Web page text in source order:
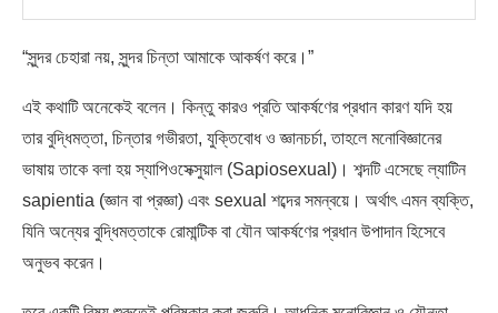
“সুন্দর চেহারা নয়, সুন্দর চিন্তা আমাকে আকর্ষণ করে।”
এই কথাটি অনেকেই বলেন। কিন্তু কারও প্রতি আকর্ষণের প্রধান কারণ যদি হয়
তার বুদ্ধিমত্তা, চিন্তার গভীরতা, যুক্তিবোধ ও জ্ঞানচর্চা, তাহলে মনোবিজ্ঞানের
ভাষায় তাকে বলা হয় স্যাপিওসেক্সুয়াল (Sapiosexual)। শব্দটি এসেছে ল্যাটিন
sapientia (জ্ঞান বা প্রজ্ঞা) এবং sexual শব্দের সমন্বয়ে। অর্থাৎ এমন ব্যক্তি,
যিনি অন্যের বুদ্ধিমত্তাকে রোমান্টিক বা যৌন আকর্ষণের প্রধান উপাদান হিসেবে
অনুভব করেন।